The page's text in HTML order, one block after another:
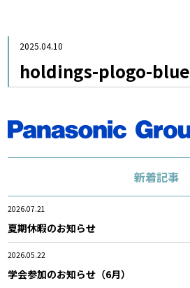
2025.04.10
holdings-plogo-blue
新着記事
2026.07.21
夏期休暇のお知らせ
2026.05.22
学会参加のお知らせ（6月）